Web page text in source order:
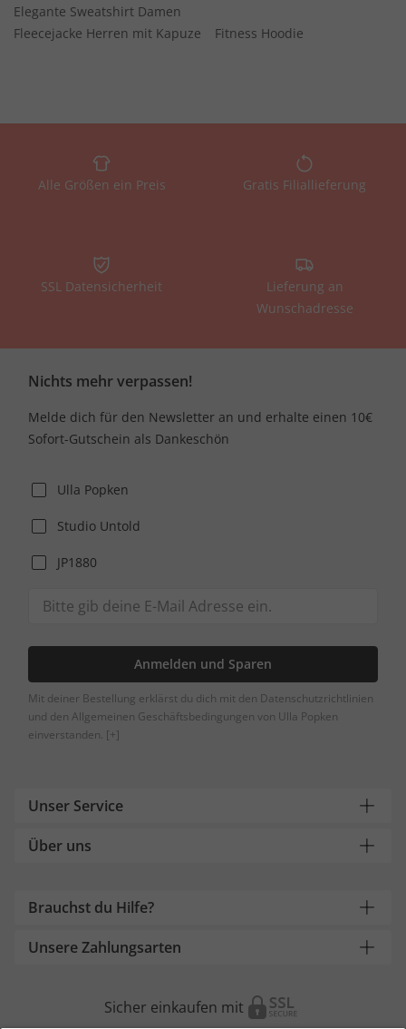
Elegante Sweatshirt Damen
Fleecejacke Herren mit Kapuze
Fitness Hoodie
Alle Größen ein Preis Gratis Filiallieferung
SSL Datensicherheit
Lieferung an
Wunschadresse
Nichts mehr verpassen!
Melde dich für den Newsletter an und erhalte einen 10€
Sofort-Gutschein als Dankeschön
Ulla Popken
Studio Untold
JP1880
Anmelden und Sparen
Mit deiner Bestellung erklärst du dich mit den Datenschutzrichtlinien
und den Allgemeinen Geschäftsbedingungen von Ulla Popken
einverstanden. [+]
Unser Service
Über uns
Brauchst du Hilfe?
Unsere Zahlungsarten
Sicher einkaufen mit